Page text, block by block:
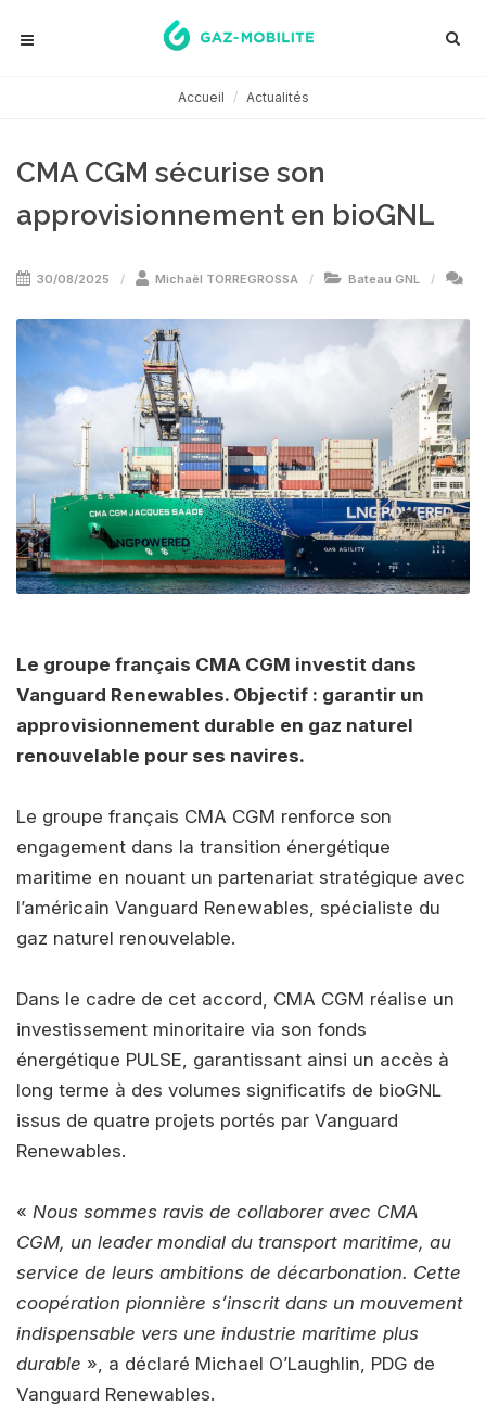
Accueil Actualités
CMA CGM sécurise son
approvisionnement en bioGNL
30/08/2025 Michaël TORREGROSSA Bateau GNL
Le groupe français CMA CGM investit dans
Vanguard Renewables. Objectif : garantir un
approvisionnement durable en gaz naturel
renouvelable pour ses navires.
Le groupe français CMA CGM renforce son
engagement dans la transition énergétique
maritime en nouant un partenariat stratégique avec
l’américain Vanguard Renewables, spécialiste du
gaz naturel renouvelable.
Dans le cadre de cet accord, CMA CGM réalise un
investissement minoritaire via son fonds
énergétique PULSE, garantissant ainsi un accès à
long terme à des volumes significatifs de bioGNL
issus de quatre projets portés par Vanguard
Renewables.
« Nous sommes ravis de collaborer avec CMA
CGM, un leader mondial du transport maritime, au
service de leurs ambitions de décarbonation. Cette
coopération pionnière s’inscrit dans un mouvement
indispensable vers une industrie maritime plus
durable », a déclaré Michael O’Laughlin, PDG de
Vanguard Renewables.